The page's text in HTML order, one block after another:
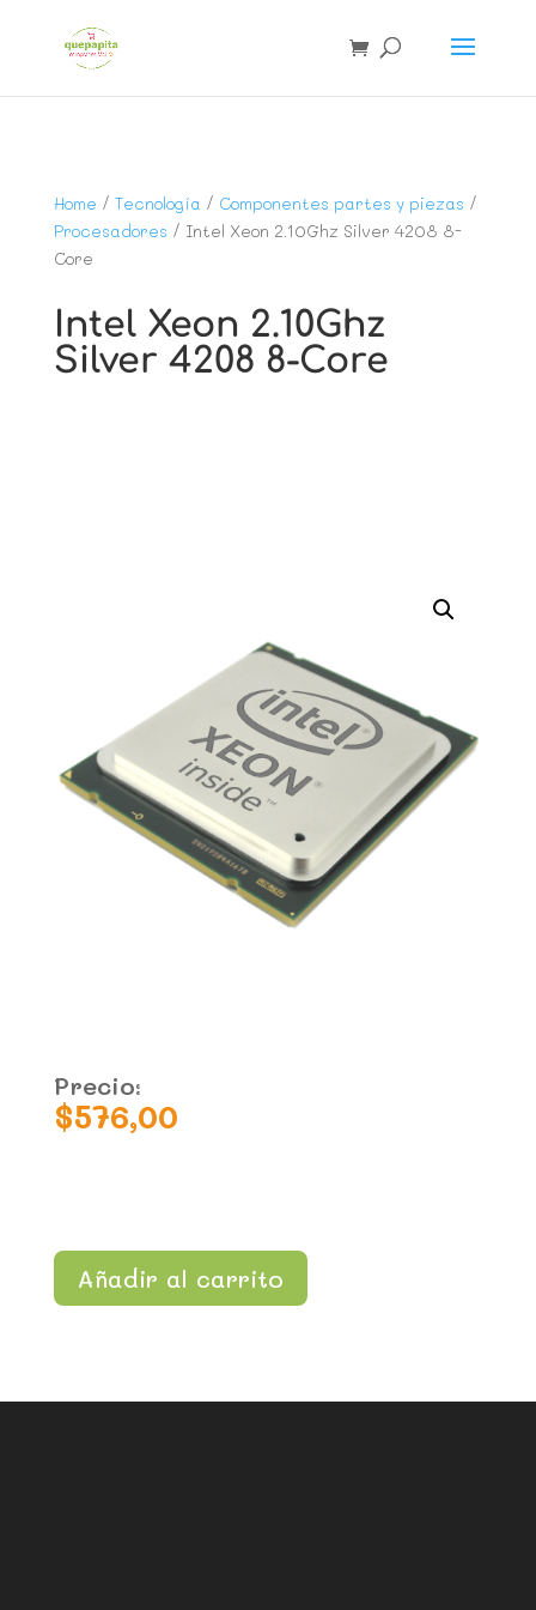
Home / Tecnología / Componentes partes y piezas /
Procesadores / Intel Xeon 2.10Ghz Silver 4208 8-
Core
Intel Xeon 2.10Ghz
Silver 4208 8-Core
Precio:
$576,00
Añadir al carrito